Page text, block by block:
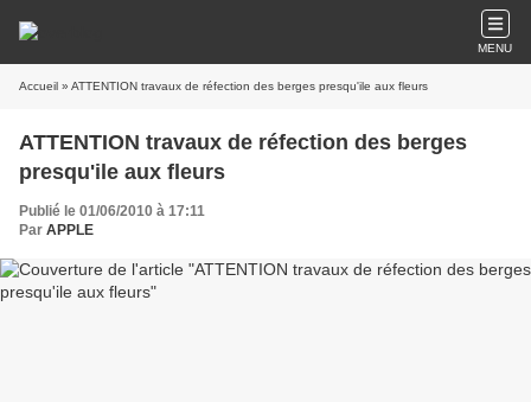
MENU
Accueil » ATTENTION travaux de réfection des berges presqu'ile aux fleurs
ATTENTION travaux de réfection des berges
presqu'ile aux fleurs
Publié le 01/06/2010 à 17:11
Par APPLE